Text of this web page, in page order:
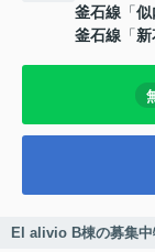
釜石線 「似
釜石線 「新
El alivio B棟の募集中